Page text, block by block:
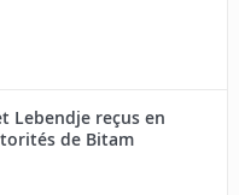
Lebendje reçus en
de Bitam